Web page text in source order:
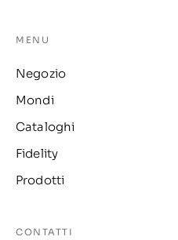
MENU
Negozio
Mondi
Cataloghi
Fidelity
Prodotti
CONTATTI